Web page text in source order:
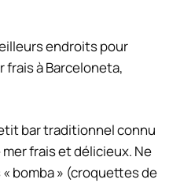
endroits pour
à Barceloneta,
bar traditionnel connu
frais et délicieux. Ne
bomba » (croquettes de